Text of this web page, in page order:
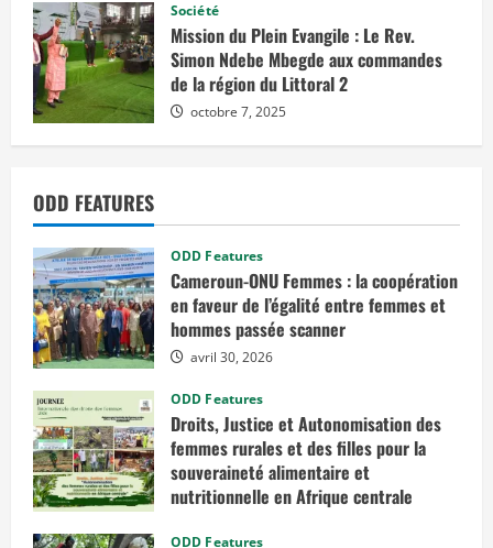
Société
Mission du Plein Evangile : Le Rev.
Simon Ndebe Mbegde aux commandes
de la région du Littoral 2
octobre 7, 2025
ODD FEATURES
ODD Features
Cameroun-ONU Femmes : la coopération
en faveur de l’égalité entre femmes et
hommes passée scanner
avril 30, 2026
ODD Features
Droits, Justice et Autonomisation des
femmes rurales et des filles pour la
souveraineté alimentaire et
nutritionnelle en Afrique centrale
ODD Features